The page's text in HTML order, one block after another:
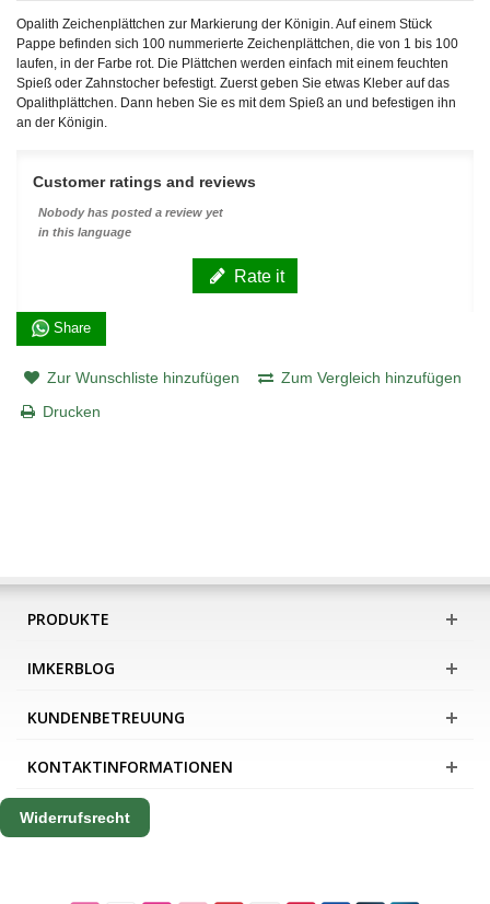
Opalith Zeichenplättchen zur Markierung der Königin. Auf einem Stück
Pappe befinden sich 100 nummerierte Zeichenplättchen, die von 1 bis 100
laufen, in der Farbe rot. Die Plättchen werden einfach mit einem feuchten
Spieß oder Zahnstocher befestigt. Zuerst geben Sie etwas Kleber auf das
Opalithplättchen. Dann heben Sie es mit dem Spieß an und befestigen ihn
an der Königin.
Customer ratings and reviews
Nobody has posted a review yet
in this language
Rate it
Share
Zur Wunschliste hinzufügen
Zum Vergleich hinzufügen
Drucken
PRODUKTE
IMKERBLOG
KUNDENBETREUUNG
KONTAKTINFORMATIONEN
Widerrufsrecht